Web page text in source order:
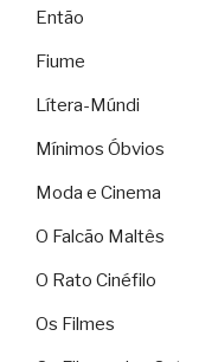
Então
Fiume
Lítera-Múndi
Mínimos Óbvios
Moda e Cinema
O Falcão Maltês
O Rato Cinéfilo
Os Filmes